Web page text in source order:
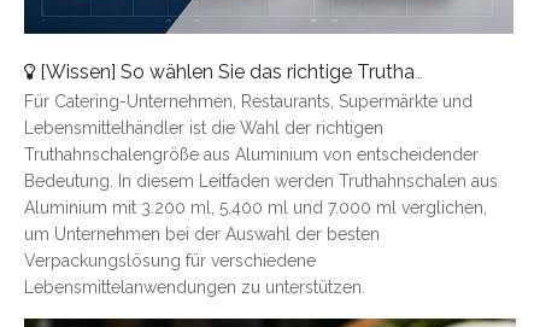
[Wissen] So wählen Sie das richtige Truthahntablett aus Aluminium aus: Eine vollständige Größenübersicht
Für Catering-Unternehmen, Restaurants, Supermärkte und
Lebensmittelhändler ist die Wahl der richtigen
Truthahnschalengröße aus Aluminium von entscheidender
Bedeutung. In diesem Leitfaden werden Truthahnschalen aus
Aluminium mit 3.200 ml, 5.400 ml und 7.000 ml verglichen,
um Unternehmen bei der Auswahl der besten
Verpackungslösung für verschiedene
Lebensmittelanwendungen zu unterstützen.